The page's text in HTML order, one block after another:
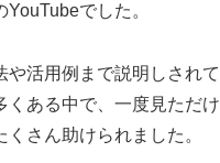
でした。
や活用例まで説明しされて
くある中で、一度見ただけ
さん助けられました。